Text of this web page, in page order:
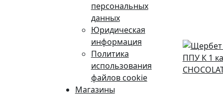
персональных
данных
Юридическая
информация
Политика
использования
файлов cookie
Магазины